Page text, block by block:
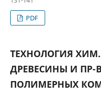
PDF
ТЕХНОЛОГИЯ ХИМ.
ДРЕВЕСИНЫ И ПР-
ПОЛИМЕРНЫХ